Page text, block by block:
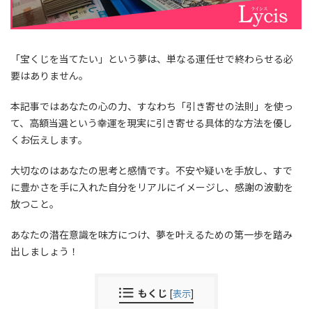
「宝くじを当てたい」という夢は、単なる運任せで終わらせる必
要はありません。
本記事ではあなたの心の力、すなわち「引き寄せの法則」を使っ
て、高額当選という幸運を現実に引き寄せる具体的な方法を優し
くお伝えします。
大切なのはあなたの思考と感情です。不安や疑いを手放し、すで
に豊かさを手に入れた自分をリアルにイメージし、感謝の波動を
放つこと。
あなたの潜在意識を味方につけ、夢を叶えるための第一歩を踏み
出しましょう！
もくじ [表示]